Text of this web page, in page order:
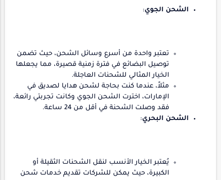
الشحن الجوي:
تعتبر واحدة من أسرع وسائل الشحن، حيث تضمن
توصيل البضائع في فترة زمنية قصيرة، مما يجعلها
الخيار المثالي للشحنات العاجلة.
مثلاً، عندما كنت بحاجة لشحن هدايا لصديق في
الإمارات، اخترت الشحن الجوي وكانت تجربتي رائعة،
فقد وصلت الشحنة في أقل من 24 ساعة.
الشحن البحري:
يُعتبر الخيار الأنسب لنقل الشحنات الثقيلة أو
الكبيرة، حيث يمكن للشركات تقديم خدمات شحن